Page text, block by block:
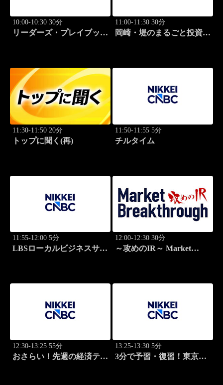
10:00-10:30 30分
リーダーズ・プレイブック
11:00-11:30 30分
岡崎・堤のまるごと投資道
11:30-11:50 20分
トップに聞く(再)
11:50-11:55 5分
チルタイム
11:55-12:00 5分
LBSローカルビジネスサテ
12:00-12:30 30分
～攻めのIR～ Market
12:30-13:25 55分
おさらい！先週の経済テー
13:25-13:30 5分
3分で予習・復習！東京市